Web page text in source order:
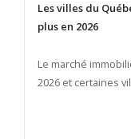
Les villes du
plus en 2026
​Le marché
2026 et certaines